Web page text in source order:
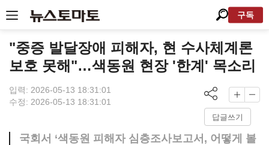
구독
"중증 발달장애 피해자, 현 수사체계론
보호 못해"…색동원 현장 '한계' 목소리
입력: 2026-05-13 18:31:01
수정: 2026-05-13 18:31:01
답글쓰기
국회서 ‘색동원 피해자 심층조사보고서, 어떻게 볼